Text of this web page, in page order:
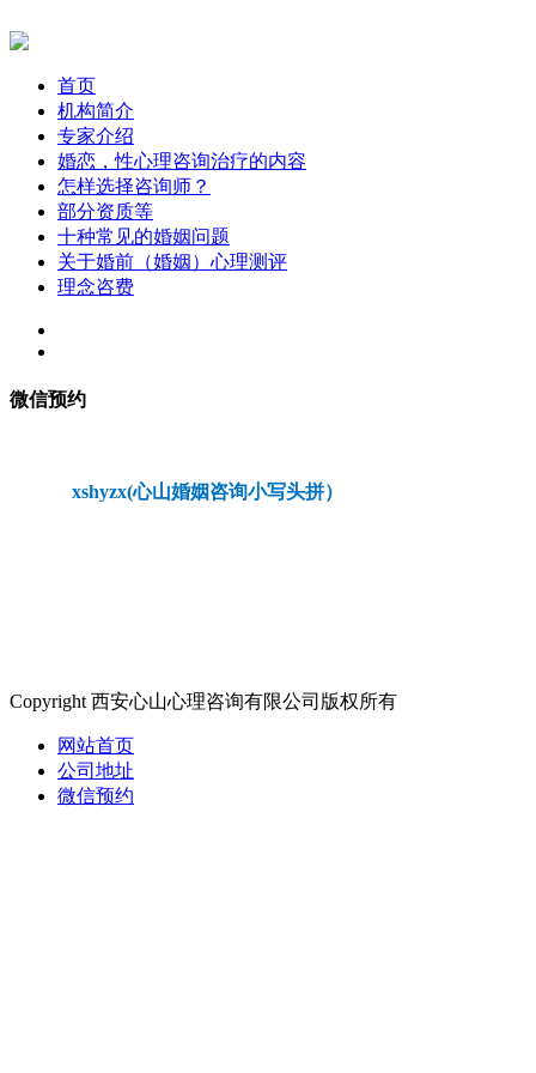
首页
机构简介
专家介绍
婚恋，性心理咨询治疗的内容
怎样选择咨询师？
部分资质等
十种常见的婚姻问题
关于婚前（婚姻）心理测评
理念咨费
微信预约
xshyzx(心山婚姻咨询小写头拼）
Copyright 西安心山心理咨询有限公司版权所有
网站首页
公司地址
微信预约